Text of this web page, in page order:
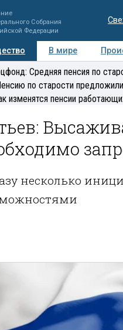
Собрания
Федерации
В мире
Регионы
Средняя пенсия по
по старости
изменятся пенсии
несколько